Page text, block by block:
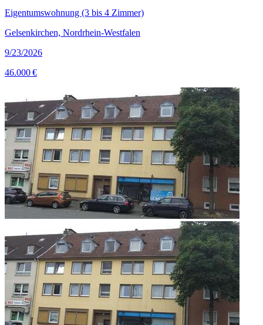
Eigentumswohnung (3 bis 4 Zimmer)
Gelsenkirchen, Nordrhein-Westfalen
9/23/2026
46.000 €